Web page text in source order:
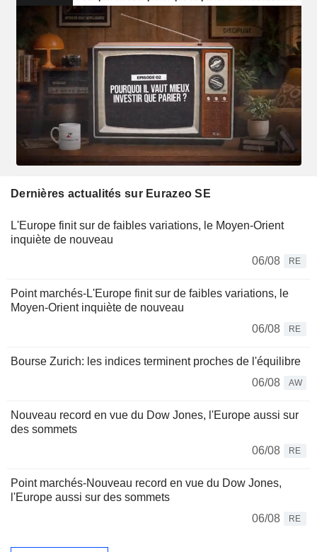
Dernières actualités sur Eurazeo SE
L'Europe finit sur de faibles variations, le Moyen-Orient
inquiète de nouveau
06/08
RE
Point marchés-L'Europe finit sur de faibles variations, le
Moyen-Orient inquiète de nouveau
06/08
RE
Bourse Zurich: les indices terminent proches de l'équilibre
06/08
AW
Nouveau record en vue du Dow Jones, l'Europe aussi sur
des sommets
06/08
RE
Point marchés-Nouveau record en vue du Dow Jones,
l'Europe aussi sur des sommets
06/08
RE